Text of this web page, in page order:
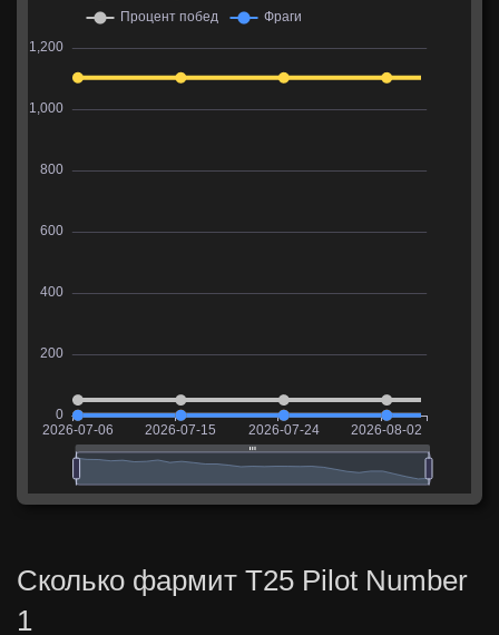
Сколько фармит T25 Pilot Number
1